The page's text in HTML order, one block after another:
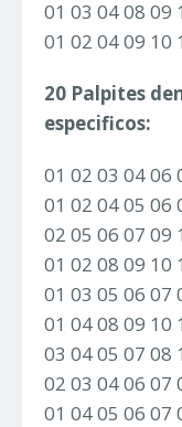
01 03 04 08 09
01 02 04 09 10
20 Palpites
especificos:
01 02 03 04 06
01 02 04 05 06
02 05 06 07 09
01 02 08 09 10
01 03 05 06 07
01 04 08 09 10
03 04 05 07 08
02 03 04 06 07
01 04 05 06 07